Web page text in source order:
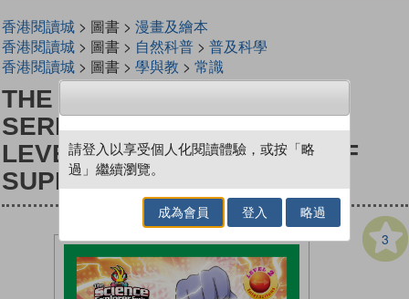
香港閱讀城> 圖書 > 漫畫及繪本
香港閱讀城> 圖書 > 自然科普> 普及科學
香港閱讀城> 圖書 > 學與教 > 常識
THE SCIENCE EXPLORER
SERIES《INTERACTIONS》
LEVEL 2 ~ THE MYSTERY OF
SUPERPOWERS
3
請登入以享受個人化閱讀體驗，或按「略
過」繼續瀏覽。
成為會員 登入 略過